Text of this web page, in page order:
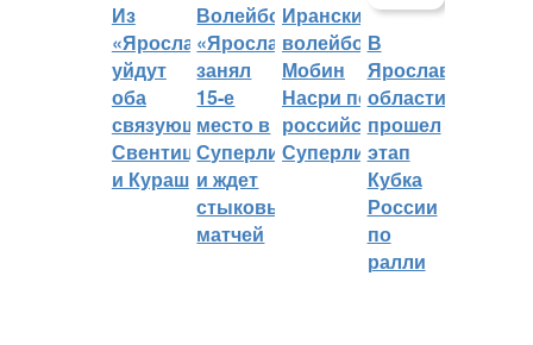
Из
«Ярославича»
уйдут
оба
связующих:
Свентицкис
и Кураш
Волейбольный
«Ярославич»
занял
15-е
место в
Суперлиге
и ждет
стыковых
матчей
Иранский
волейболист
Мобин
Насри покинет
российскую
Суперлигу
В
Ярославской
области
прошел
этап
Кубка
России
по
ралли